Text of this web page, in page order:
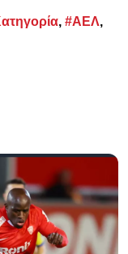
, #ΑΕΛ,